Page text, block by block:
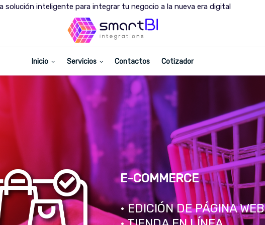
solución inteligente para integrar tu negocio a la nueva era digital
Inicio Servicios Contactos Cotizador
E-COMMERCE
• EDICIÓN DE PÁGINA WEB